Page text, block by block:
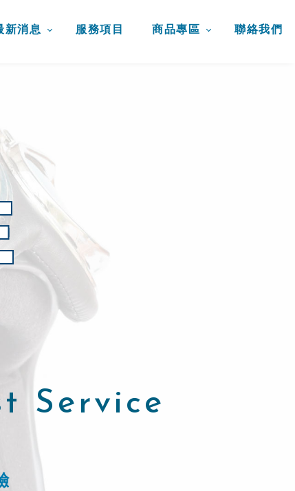
新消息 服務項目 商品專區 聯絡我們
Service